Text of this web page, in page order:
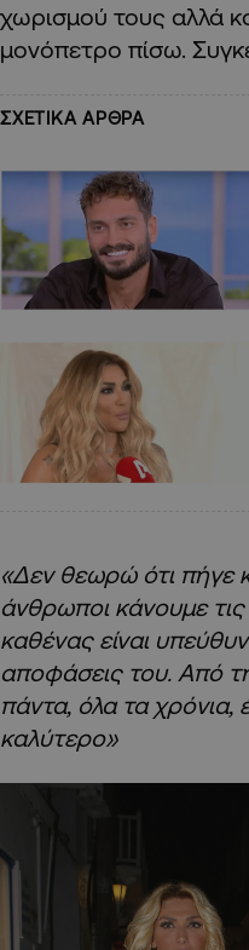
χωρισμού τους αλλά
μονόπετρο πίσω.
ΣΧΕΤΙΚΑ ΑΡΘΡΑ
«Δεν θεωρώ ότι πήγε
άνθρωποι κάνουμε
καθένας είναι
αποφάσεις του. Από
πάντα, όλα τα χρόνια,
καλύτερο»